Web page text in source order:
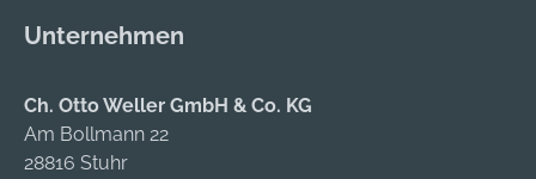
Unternehmen
Ch. Otto Weller GmbH & Co. KG
Am Bollmann 22
28816 Stuhr